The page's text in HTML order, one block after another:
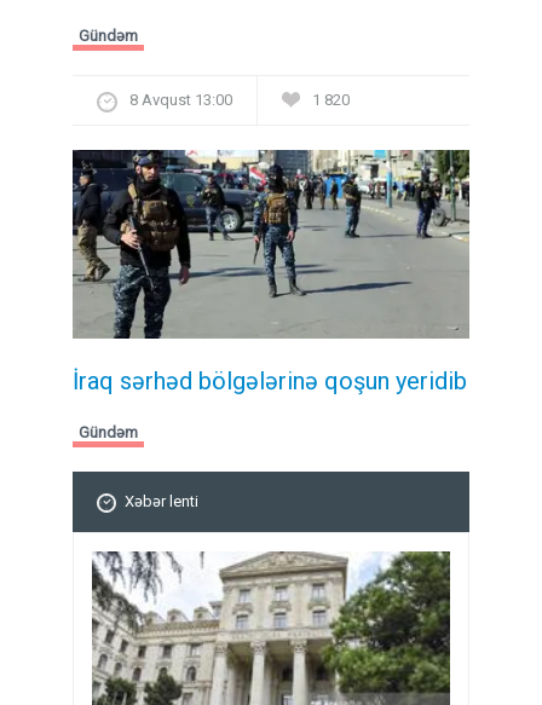
Gündəm
8 Avqust 13:00 1 820
İraq sərhəd bölgələrinə qoşun yeridib
Gündəm
Xəbər lenti